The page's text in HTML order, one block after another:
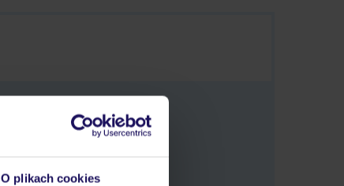
O plikach cookies